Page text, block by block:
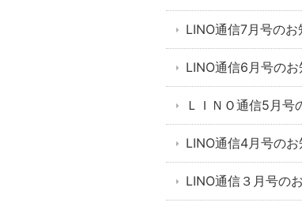
LINO通信7月号のお
LINO通信6月号の
ＬＩＮＯ通信5月号
LINO通信4月号の
LINO通信３月号の